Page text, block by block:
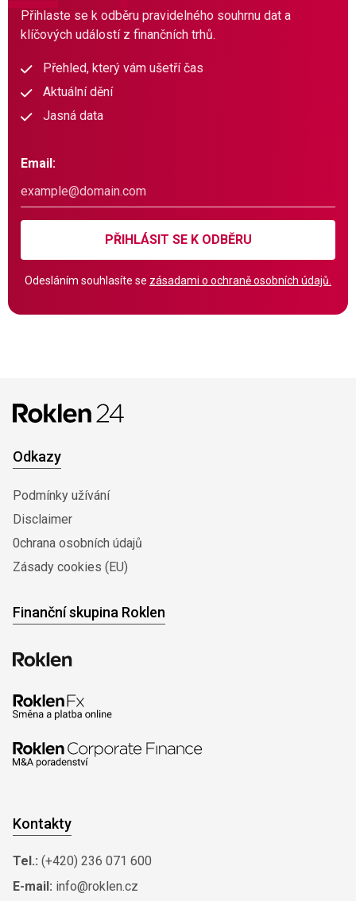
Přihlaste se k odběru pravidelného souhrnu dat a
klíčových událostí z finančních trhů.
Přehled, který vám ušetří čas
Aktuální dění
Jasná data
Email:
PŘIHLÁSIT SE K ODBĚRU
Odesláním souhlasíte se zásadami o ochraně osobních údajů.
Odkazy
Podmínky užívání
Disclaimer
0chrana osobních údajů
Zásady cookies (EU)
Finanční skupina Roklen
Kontakty
Tel.: (+420) 236 071 600
E-mail: info@roklen.cz